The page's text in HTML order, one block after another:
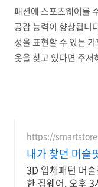
패션에 스포츠웨어를
공감 능력이 향상됩니
성을 표현할 수 있는
옷을 찾고 있다면 주
https://
내가 찾던 머슬
후기가 증명하
3D 입체패턴 머
한 짐웨어. 오후